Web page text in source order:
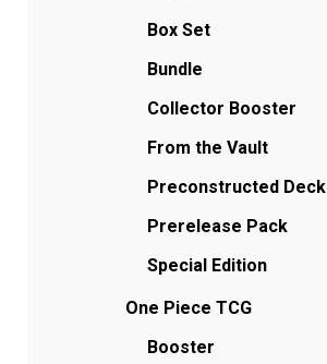
Box Set
Bundle
Collector Booster
From the Vault
Preconstructed Deck
Prerelease Pack
Special Edition
One Piece TCG
Booster